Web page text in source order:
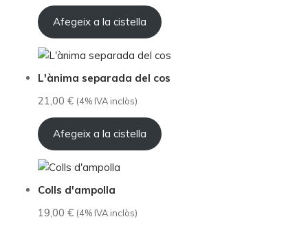
Afegeix a la cistella
L'ànima separada del cos
21,00 € (4% IVA inclòs)
Afegeix a la cistella
Colls d'ampolla
19,00 € (4% IVA inclòs)